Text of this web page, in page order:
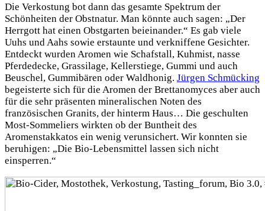
Die Verkostung bot dann das gesamte Spektrum der
Schönheiten der Obstnatur. Man könnte auch sagen: „Der
Herrgott hat einen Obstgarten beieinander.“ Es gab viele
Uuhs und Aahs sowie erstaunte und verkniffene Gesichter.
Entdeckt wurden Aromen wie Schafstall, Kuhmist, nasse
Pferdedecke, Grassilage, Kellerstiege, Gummi und auch
Beuschel, Gummibären oder Waldhonig. Jürgen Schmücking
begeisterte sich für die Aromen der Brettanomyces aber auch
für die sehr präsenten mineralischen Noten des
französischen Granits, der hinterm Haus… Die geschulten
Most-Sommeliers wirkten ob der Buntheit des
Aromenstakkatos ein wenig verunsichert. Wir konnten sie
beruhigen: „Die Bio-Lebensmittel lassen sich nicht
einsperren.“